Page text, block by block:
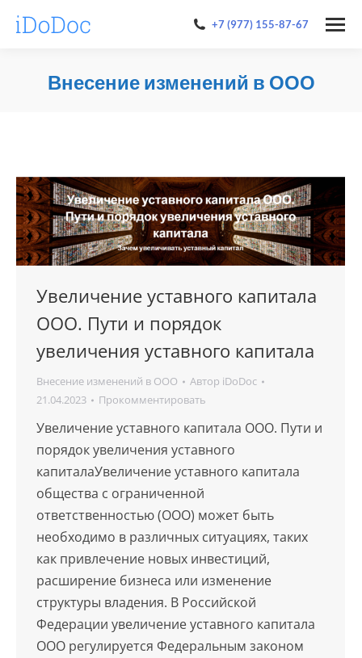
+7 (977) 155-87-67
Внесение изменений в ООО
Увеличение уставного капитала
ООО. Пути и порядок
увеличения уставного капитала
Внесение изменений в ООО Автор iDoDoc
21.04.2023
Прокомментировать
Увеличение уставного капитала ООО. Пути и
порядок увеличения уставного
капиталаУвеличение уставного капитала
общества с ограниченной
ответственностью (ООО) может быть
необходимо в различных ситуациях, таких
как привлечение новых инвестиций,
расширение бизнеса или изменение
структуры владения. В Российской
Федерации увеличение уставного капитала
ООО регулируется Федеральным законом